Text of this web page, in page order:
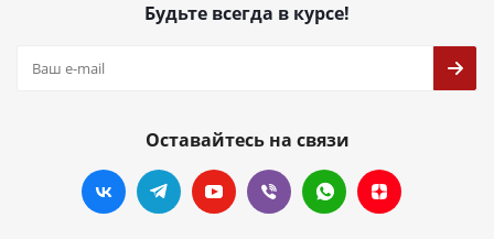
Будьте всегда в курсе!
Оставайтесь на связи